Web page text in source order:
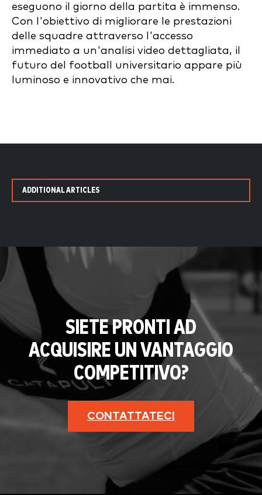
eseguono il giorno della partita è immenso.
Con l'obiettivo di migliorare le prestazioni
delle squadre attraverso l'accesso
immediato a un'analisi video dettagliata, il
futuro del football universitario appare più
luminoso e innovativo che mai.
ADDITIONAL ARTICLES
SIETE PRONTI AD
ACQUISIRE UN VANTAGGIO
COMPETITIVO?
CONTATTATECI